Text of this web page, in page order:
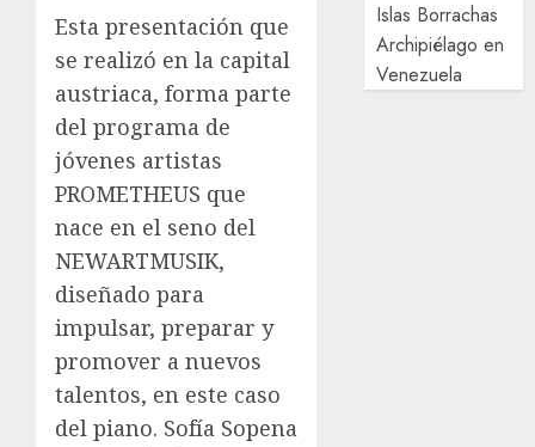
Esta presentación que
se realizó en la capital
austriaca, forma parte
del programa de
jóvenes artistas
PROMETHEUS que
nace en el seno del
NEWARTMUSIK,
diseñado para
impulsar, preparar y
promover a nuevos
talentos, en este caso
del piano. Sofía Sopena
Islas Borrachas
Archipiélago en
Venezuela